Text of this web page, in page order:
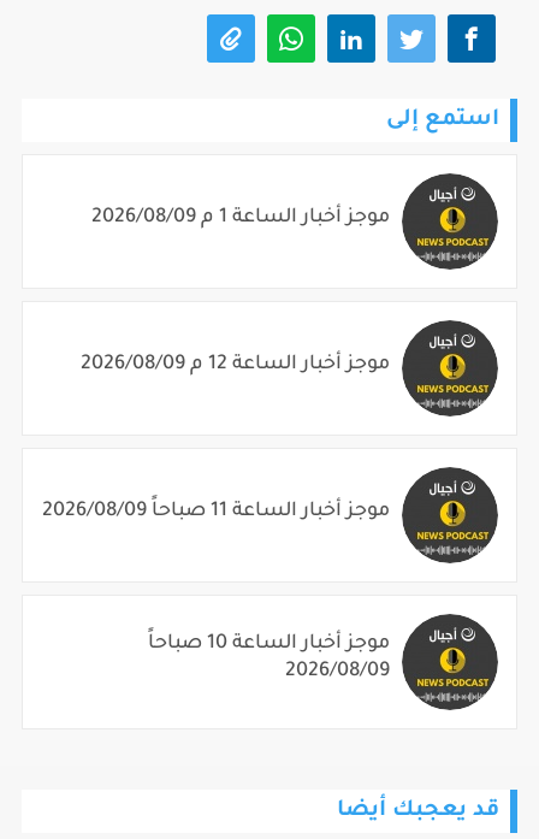
استمع إلى
موجز أخبار الساعة 1 م 2026/08/09
موجز أخبار الساعة 12 م 2026/08/09
موجز أخبار الساعة 11 صباحاً 2026/08/09
موجز أخبار الساعة 10 صباحاً
2026/08/09
قد يعجبك أيضا